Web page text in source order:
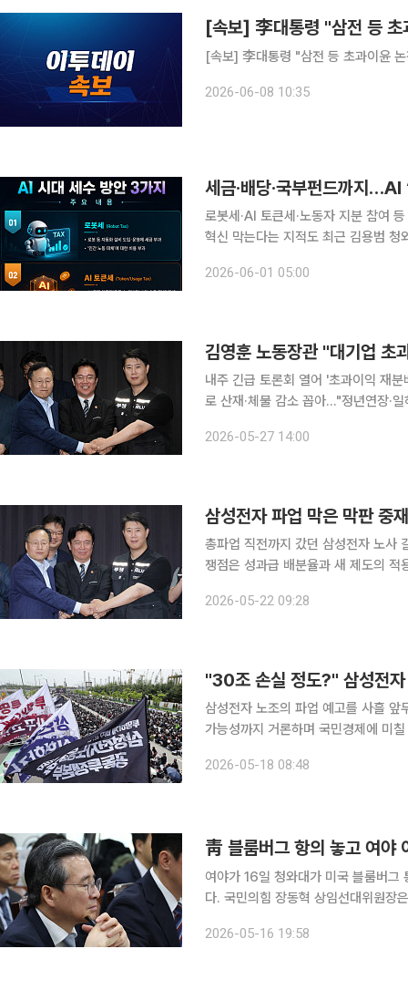
[속보] 李대통령 "삼전 등
[속보] 李대통령 "삼전 등 초과이윤
2026-06-08 10:35
로봇세·AI 토큰세·노동자 지분 참여
혁신 막는다는 지적도 최근 김용범
한 이익의 분배 방식을 놓고 의견이
2026-06-01 05:00
내주 긴급 토론회 열어 '초과이익 재
로 산재·체불 감소 꼽아…"정년연장·일하는 사람 기본
김영훈 장관은 이날 정부세종청사에
2026-05-27 14:00
삼성전자 파업 막은 막판 중
총파업 직전까지 갔던 삼성전자 노사
쟁점은 성과급 배분율과 새 제도의
돼서는 안 된다는 점을 요구했다. 정
2026-05-22 09:28
"30조 손실 정도?" 삼성전
삼성전자 노조의 파업 예고를 사흘
가능성까지 거론하며 국민경제에 미
‘박성태의 뉴스쇼’에 출연해 삼성전
2026-05-18 08:48
靑 블룸버그 항의 놓고 여
여야가 16일 청와대가 미국 블룸버그
다. 국민의힘 장동혁 상임선대위원장은 이날 페이스북을 통해 “이재명이 많이 억울한 모양이다. 블
2026-05-16 19:58